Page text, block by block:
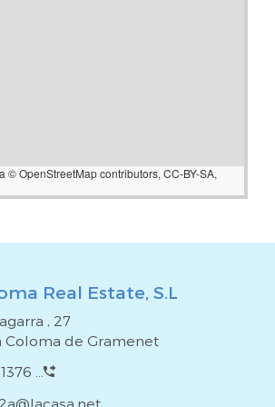
©OpenStreetMapcontributors, CC-BY-SA,
Real Estate, S.L
, 27
Coloma de Gramenet
...